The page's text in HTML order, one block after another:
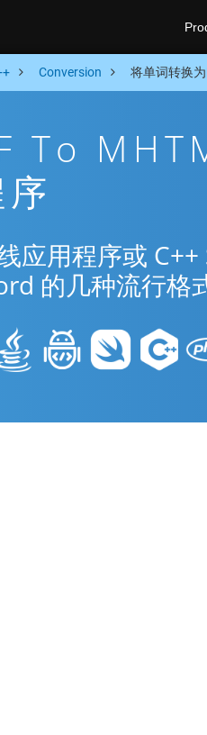
Conversion 将单词转换
To
应用程序或 C++
的几种流行格